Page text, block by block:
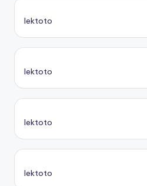
lektoto
lektoto
lektoto
lektoto